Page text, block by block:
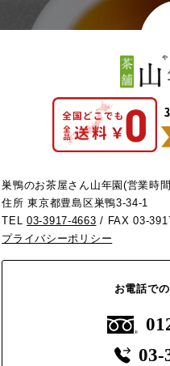
巣鴨のお茶屋さん山年園(営業時
住所 東京都豊島区巣鴨3-34-1
TEL03-3917-4663 / FAX 03-
プライバシーポリシー
お電話で
03-